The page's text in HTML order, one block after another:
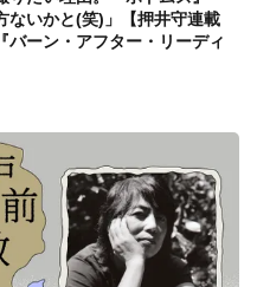
ないかと(笑)」【押井守連載
バーン・アフター・リーディ